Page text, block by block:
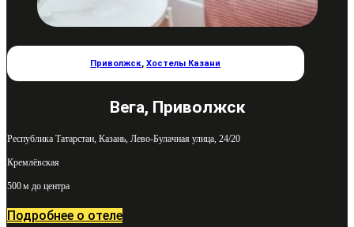
Приволжск,Хостелы Казани
Вега, Приволжск
Республика Татарстан, Казань, Лево-Булачная улица, 24/20
Кремлёвская
500 м до центра
Подробнее о отеле